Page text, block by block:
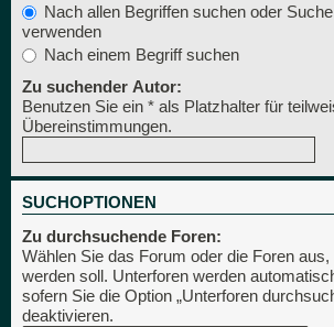
Nach allen Begriffen suchen oder
verwenden
Nach einem Begriff suchen
Zu suchender Autor:
Benutzen Sie ein * als Platzhalter für
Übereinstimmungen.
SUCHOPTIONEN
Zu durchsuchende Foren:
Wählen Sie das Forum oder die Foren
werden soll. Unterforen werden
sofern Sie die Option „Unterforen
deaktivieren.